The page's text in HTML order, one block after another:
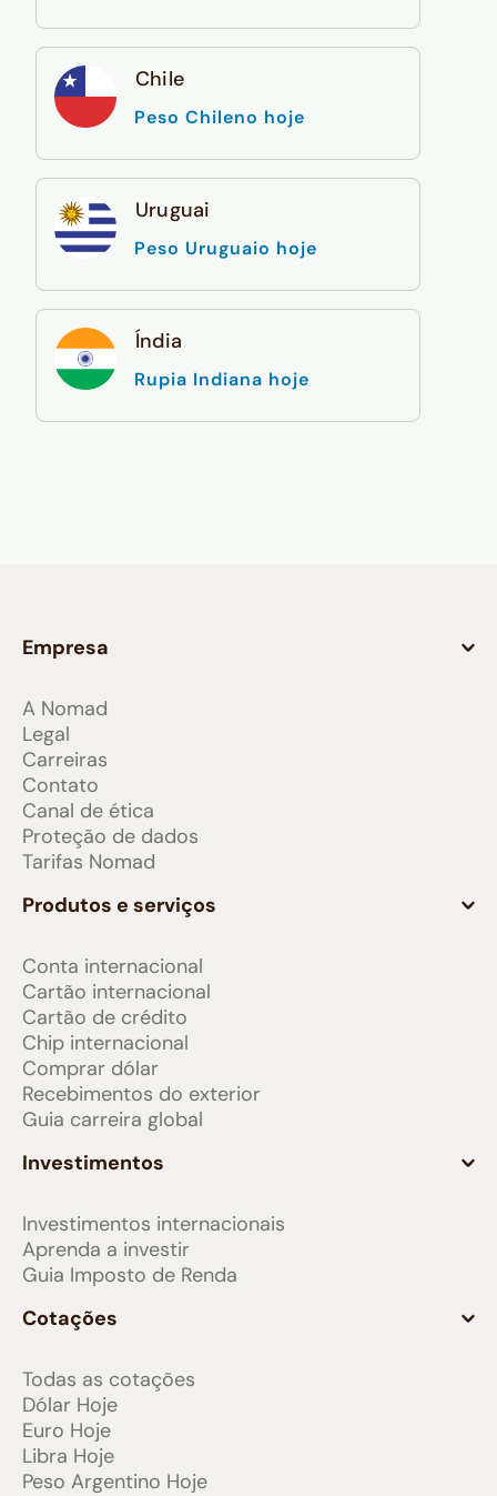
Chile
Peso Chileno hoje
Uruguai
Peso Uruguaio hoje
Índia
Rupia Indiana hoje
Empresa
A Nomad
Legal
Carreiras
Contato
Canal de ética
Proteção de dados
Tarifas Nomad
Produtos e serviços
Conta internacional
Cartão internacional
Cartão de crédito
Chip internacional
Comprar dólar
Recebimentos do exterior
Guia carreira global
Investimentos
Investimentos internacionais
Aprenda a investir
Guia Imposto de Renda
Cotações
Todas as cotações
Dólar Hoje
Euro Hoje
Libra Hoje
Peso Argentino Hoje